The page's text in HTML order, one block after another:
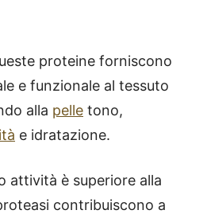
proteine forniscono
e funzionale al tessuto
alla pelle tono,
e idratazione.
attività è superiore alla
contribuiscono a